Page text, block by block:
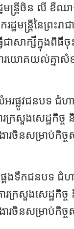
មន្រ្តីចិន លី ខឺឈ
មន្រ្តីនៃព្រះរា
ាសាក្សីក្នុងពិធី
រយោគយល់គ្នាសំ
រផ្លូវជនបទ ជំហ
រក្រសួងសេដ្ឋកិច្
ងារចិនសម្រាប់កិ
គងទឹកជន​បទ ជំហ
រក្រសួងសេដ្ឋកិ
ងារចិនសម្រាប់កិ